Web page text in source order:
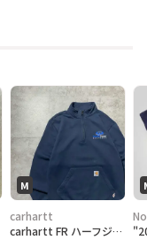
M
carhartt
carhartt FR ハーフジップ 刺繍企業ロゴ ネイビー スウェット